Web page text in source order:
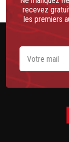
recevez
les premiers